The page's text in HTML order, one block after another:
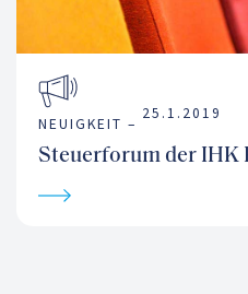
NEUIGKEIT –
25.1.2019
Steuerforum der IHK